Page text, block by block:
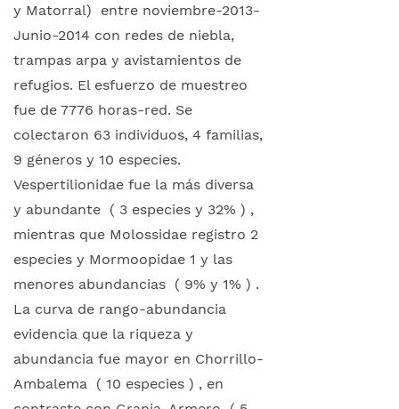
y Matorral) entre noviembre-2013-
Junio-2014 con redes de niebla,
trampas arpa y avistamientos de
refugios. El esfuerzo de muestreo
fue de 7776 horas-red. Se
colectaron 63 individuos, 4 familias,
9 géneros y 10 especies.
Vespertilionidae fue la más diversa
y abundante ( 3 especies y 32% ) ,
mientras que Molossidae registro 2
especies y Mormoopidae 1 y las
menores abundancias ( 9% y 1% ) .
La curva de rango-abundancia
evidencia que la riqueza y
abundancia fue mayor en Chorrillo-
Ambalema ( 10 especies ) , en